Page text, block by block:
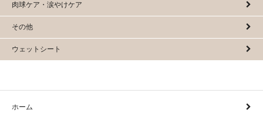
肉球ケア・涙やけケア
その他
ウェットシート
ホーム